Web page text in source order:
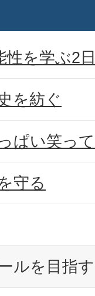
性を学ぶ2
を紡ぐ
ぱい笑って
守る
ルを目指す